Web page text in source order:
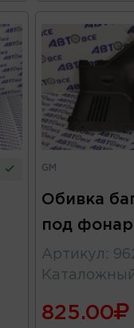
GM
Обивка
под
Артикул :
825.00